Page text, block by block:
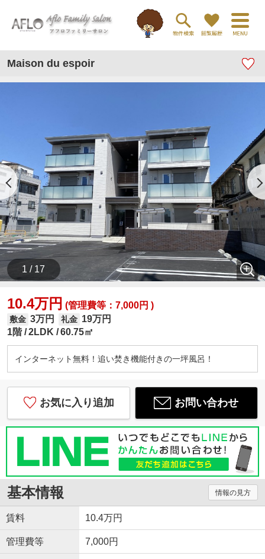
Maison du espoir
1 / 17
10.4万円 (管理費等：7,000円 )
敷金 3万円 礼金 19万円
1階 2LDK 60.75㎡
インターネット無料！追い焚き機能付きの一坪風呂！
お気に入り追加 お問い合わせ
基本情報 情報の見方
賃料 10.4万円
管理費等 7,000円